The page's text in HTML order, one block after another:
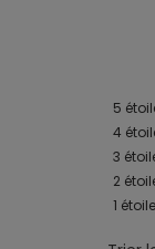
5
4
3
2
1 étoile